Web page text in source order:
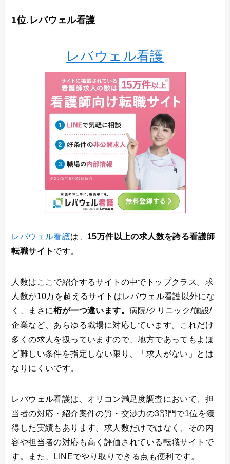
1位.レバウェル看護
レバウェル看護
レバウェル看護は、 15万件以上の求人数を誇る看護師
転職サイト です。
人数はここで紹介するサイトの中でトップクラス。求
人数が10万を超えるサイトはレバウェル看護以外にな
く、まさに桁が一つ違います。病院/クリニック/施設/
企業など、あらゆる職場に対応しています。これだけ
多くの求人を扱っていますので、地方であってもよほ
ど難しい条件を指定しない限り、「求人がない」とは
なりにくいです。
レバウェル看護は、オリコン満足度調査において、担
当者の対応・紹介案件の質・交渉力の3部門で1位を獲
得した実績もあります。求人数だけではなく、その内
容や担当者の対応も高く評価されている転職サイトで
す。また、LINEでやり取りできる点も便利です。